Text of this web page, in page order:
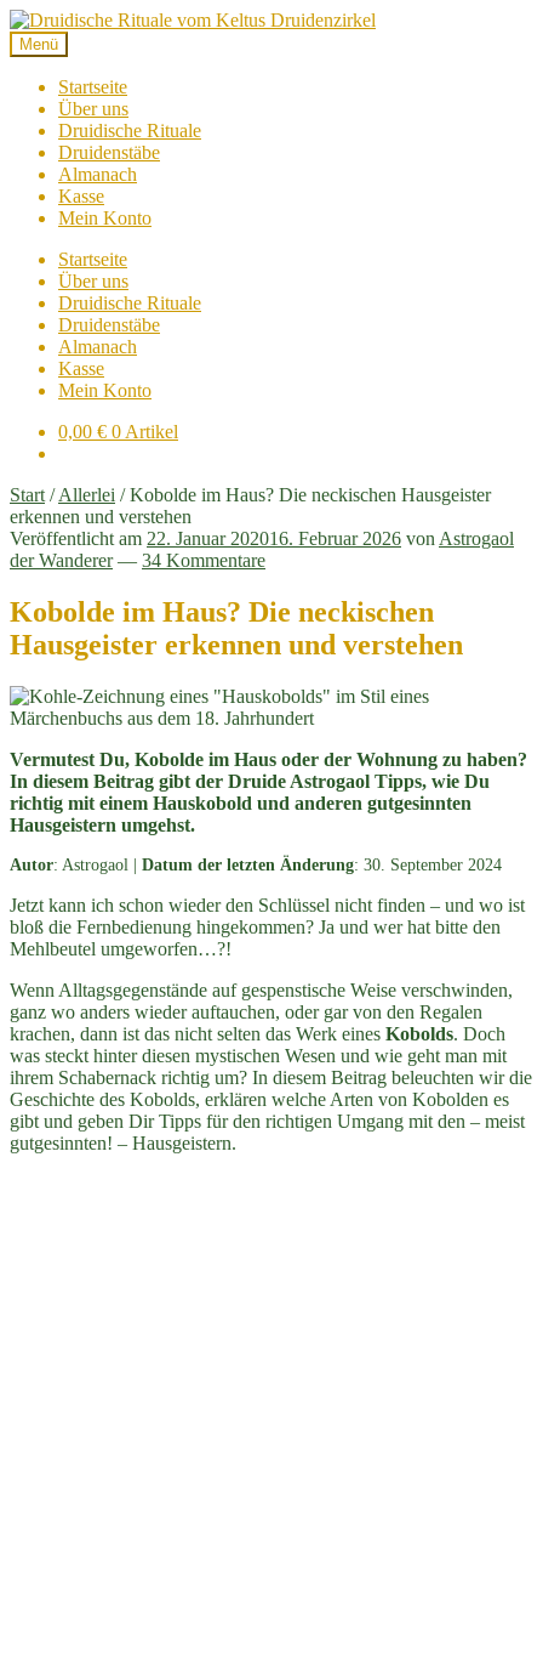
Zur
Navigation
springen
Zum
Inhalt
springen
Menü
Startseite
Über uns
Druidische Rituale
Druidenstäbe
Almanach
Kasse
Mein Konto
Startseite
Über uns
Druidische Rituale
Druidenstäbe
Almanach
Kasse
Mein Konto
0,00 € 0 Artikel
Start /Allerlei /Kobolde im Haus? Die neckischen Hausgeister
erkennen und verstehen
Veröffentlicht am 22. Januar 202016. Februar 2026 von Astrogaol
der Wanderer — 34 Kommentare
Kobolde im Haus? Die neckischen
Hausgeister erkennen und verstehen
Vermutest Du, Kobolde im Haus oder der Wohnung zu haben?
In diesem Beitrag gibt der Druide Astrogaol Tipps, wie Du
richtig mit einem Hauskobold und anderen gutgesinnten
Hausgeistern umgehst.
Autor: Astrogaol | Datum der letzten Änderung: 30. September 2024
Jetzt kann ich schon wieder den Schlüssel nicht finden – und wo ist
bloß die Fernbedienung hingekommen? Ja und wer hat bitte den
Mehlbeutel umgeworfen…?!
Wenn Alltagsgegenstände auf gespenstische Weise verschwinden,
ganz wo anders wieder auftauchen, oder gar von den Regalen
krachen, dann ist das nicht selten das Werk eines Kobolds. Doch
was steckt hinter diesen mystischen Wesen und wie geht man mit
ihrem Schabernack richtig um? In diesem Beitrag beleuchten wir die
Geschichte des Kobolds, erklären welche Arten von Kobolden es
gibt und geben Dir Tipps für den richtigen Umgang mit den – meist
gutgesinnten! – Hausgeistern.